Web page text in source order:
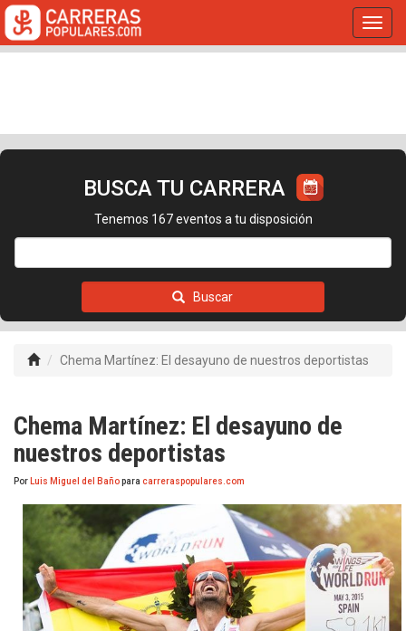
BUSCA TU CARRERA
Tenemos 167 eventos a tu disposición
Buscar
Chema Martínez: El desayuno de nuestros deportistas
Chema Martínez: El desayuno de
nuestros deportistas
Por Luis Miguel del Bañopara carreraspopulares.com